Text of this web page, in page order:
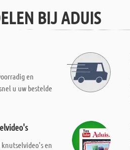
BIJ ADUIS
en
u uw bestelde
en